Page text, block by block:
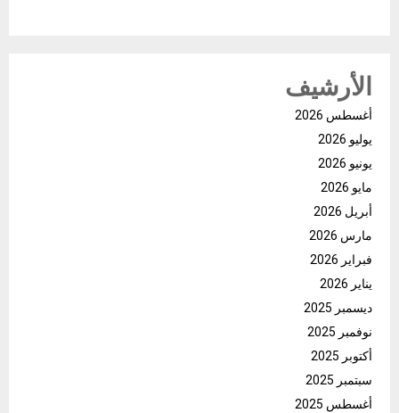
الأرشيف
أغسطس 2026
يوليو 2026
يونيو 2026
مايو 2026
أبريل 2026
مارس 2026
فبراير 2026
يناير 2026
ديسمبر 2025
نوفمبر 2025
أكتوبر 2025
سبتمبر 2025
أغسطس 2025